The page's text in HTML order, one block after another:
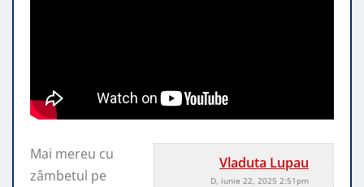
Vladuta Lupau
D, iunie 22, 2025 2:51pm
Mai mereu cu
zâmbetul pe